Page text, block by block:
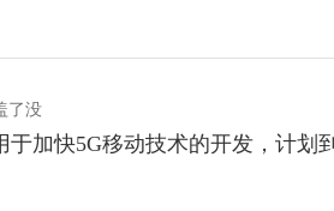
加快5G移动技术的开发，计划